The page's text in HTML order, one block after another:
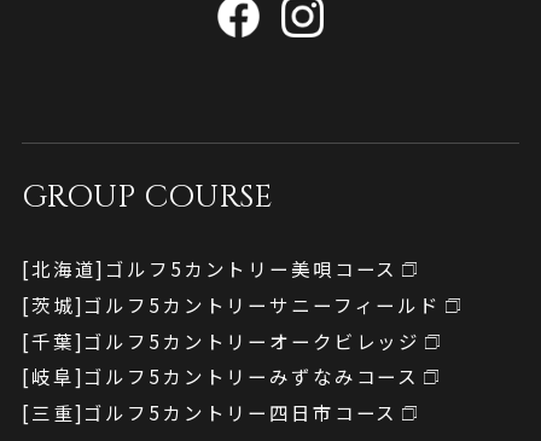
GROUP COURSE
[北海道] ゴルフ5カントリー 美唄コース
[茨城]ゴルフ5カントリーサニーフィールド
[千葉]ゴルフ5カントリー オークビレッジ
[岐阜]ゴルフ5カントリー みずなみコース
[三重]ゴルフ5カントリー 四日市コース